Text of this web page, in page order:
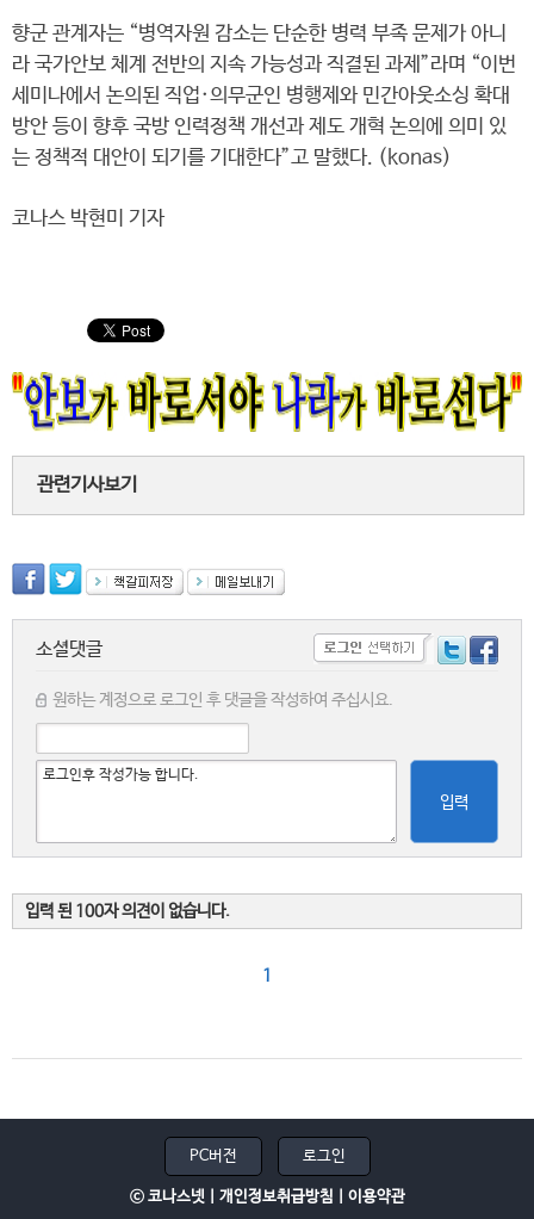
향군 관계자는 “병역자원 감소는 단순한 병력 부족 문제가 아니
라 국가안보 체계 전반의 지속 가능성과 직결된 과제”라며 “이번
세미나에서 논의된 직업·의무군인 병행제와 민간아웃소싱 확대
방안 등이 향후 국방 인력정책 개선과 제도 개혁 논의에 의미 있
는 정책적 대안이 되기를 기대한다”고 말했다. (konas)
코나스 박현미 기자
관련기사보기
소셜댓글
원하는 계정으로 로그인 후 댓글을 작성하여 주십시요.
입력
입력 된 100자 의견이 없습니다.
1
PC버전 로그인
ⓒ 코나스넷 | 개인정보취급방침 이용약관